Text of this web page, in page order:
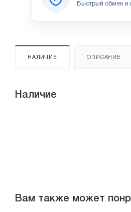
Быстрый обмен и
НАЛИЧИЕ ОПИСАНИЕ
Наличие
Вам также может